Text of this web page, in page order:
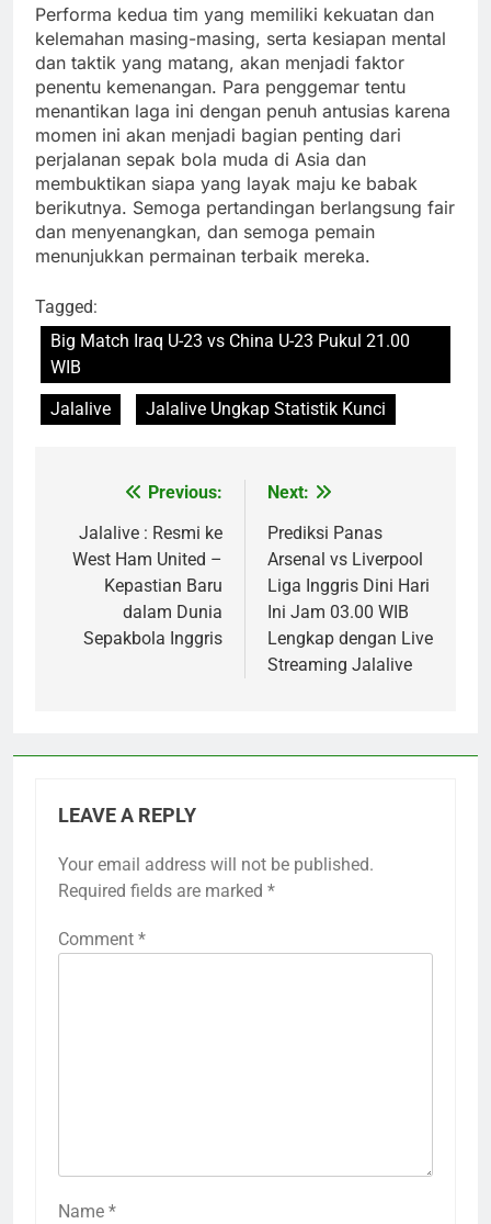
Performa kedua tim yang memiliki kekuatan dan
kelemahan masing-masing, serta kesiapan mental
dan taktik yang matang, akan menjadi faktor
penentu kemenangan. Para penggemar tentu
menantikan laga ini dengan penuh antusias karena
momen ini akan menjadi bagian penting dari
perjalanan sepak bola muda di Asia dan
membuktikan siapa yang layak maju ke babak
berikutnya. Semoga pertandingan berlangsung fair
dan menyenangkan, dan semoga pemain
menunjukkan permainan terbaik mereka.
Tagged:
Big Match Iraq U-23 vs China U-23 Pukul 21.00
WIB
Jalalive
Jalalive Ungkap Statistik Kunci
navigation
Previous:
Jalalive : Resmi ke
West Ham United –
Kepastian Baru
dalam Dunia
Sepakbola Inggris
Next:
Prediksi Panas
Arsenal vs Liverpool
Liga Inggris Dini Hari
Ini Jam 03.00 WIB
Lengkap dengan Live
Streaming Jalalive
LEAVE A REPLY
Your email address will not be published.
Required fields are marked *
Comment *
Name *